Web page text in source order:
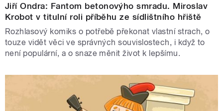
Jiří Ondra: Fantom betonovýho smradu. Miroslav
Krobot v titulní roli příběhu ze sídlištního hřiště
Rozhlasový komiks o potřebě překonat vlastní strach, o
touze vidět věci ve správných souvislostech, i když to
není populární, a o snaze měnit život k lepšímu.